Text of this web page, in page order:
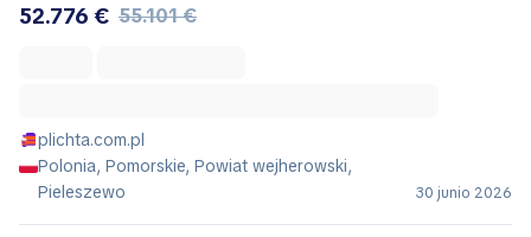
52.776 € 55.101 €
plichta.com.pl
Polonia, Pomorskie, Powiat wejherowski,
Pieleszewo
30 junio 2026